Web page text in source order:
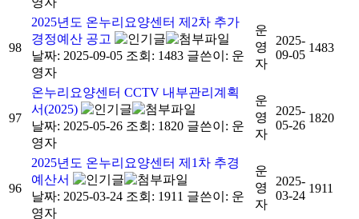
98
2025년도 온누리요양센터 제2차 추가
경정예산 공고
날짜: 2025-09-05 조회: 1483 글쓴이: 운
영자
운
영
자
2025-
09-05
1483
97
온누리요양센터 CCTV 내부관리계획
서(2025)
날짜: 2025-05-26 조회: 1820 글쓴이: 운
영자
운
영
자
2025-
05-26
1820
96
2025년도 온누리요양센터 제1차 추경
예산서
날짜: 2025-03-24 조회: 1911 글쓴이: 운
영자
운
영
자
2025-
03-24
1911